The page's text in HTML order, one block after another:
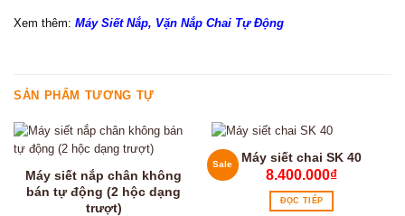
Xem thêm: Máy Siết Nắp, Vặn Nắp Chai Tự Động
SẢN PHẨM TƯƠNG TỰ
Máy siết nắp chân không
bán tự động (2 hộc dạng
trượt)
Sale Máy siết chai SK 40
8.400.000₫
ĐỌC TIẾP